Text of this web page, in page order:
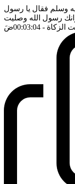
وسلم فقال يا رسول
وانك رسول الله وصليت
الزكاة - 00:03:04 ضَ